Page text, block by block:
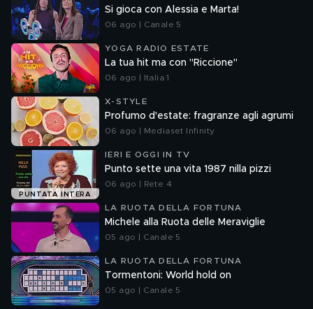
Si gioca con Alessia e Marta!
06 ago | Canale 5
YOGA RADIO ESTATE
La tua hit ma con "Riccione"
06 ago | Italia 1
X-STYLE
Profumo d'estate: fragranze agli agrumi
06 ago | Mediaset Infinity
PUNTATA INTERA
IERI E OGGI IN TV
Punto sette una vita 1987 nilla pizzi
06 ago | Rete 4
LA RUOTA DELLA FORTUNA
Michele alla Ruota delle Meraviglie
05 ago | Canale 5
LA RUOTA DELLA FORTUNA
Tormentoni: World hold on
05 ago | Canale 5